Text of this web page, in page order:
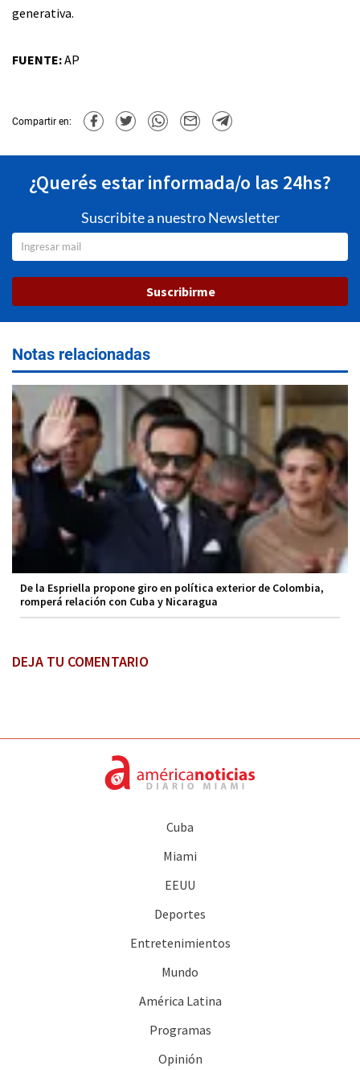
generativa.
FUENTE:AP
Compartir en:
¿Querés estar informada/o las 24hs?
Suscribite a nuestro Newsletter
Suscribirme
Notas relacionadas
De la Espriella propone giro en política exterior de Colombia,
romperá relación con Cuba y Nicaragua
DEJA TU COMENTARIO
Cuba
Miami
EEUU
Deportes
Entretenimientos
Mundo
América Latina
Programas
Opinión